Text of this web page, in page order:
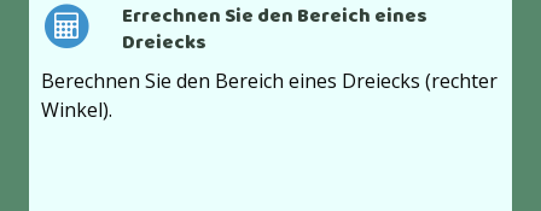
Errechnen Sie den Bereich eines
Dreiecks
Berechnen Sie den Bereich eines Dreiecks (rechter
Winkel).